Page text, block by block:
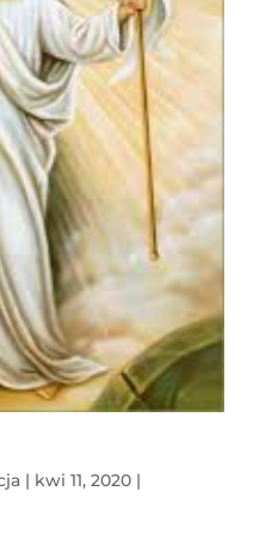
| kwi 11, 2020|